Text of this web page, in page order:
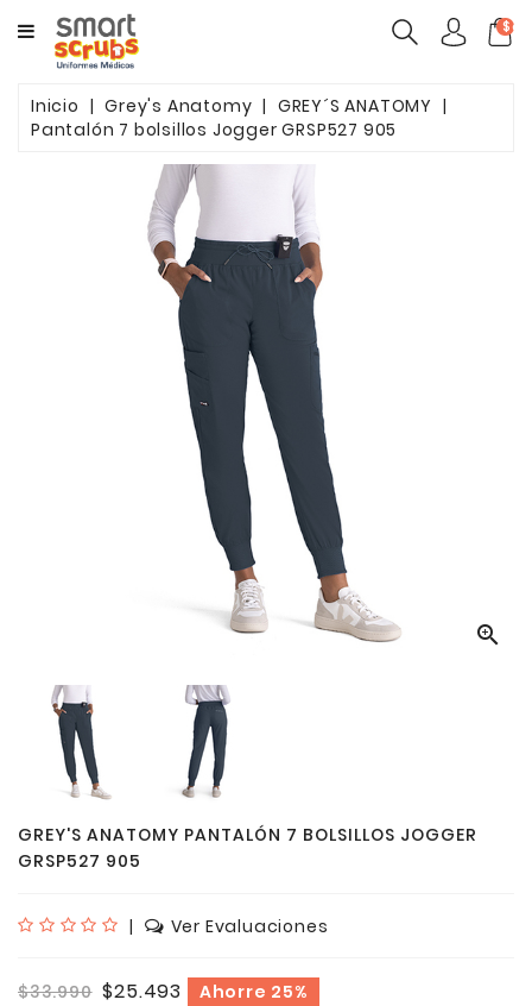
CATEGORY
HOMBRES
COMPLEMENTOS
Inicio Grey's Anatomy
GREY´S ANATOMY
Pantalón 7 bolsillos Jogger GRSP527 905

GREY'S ANATOMY PANTALÓN 7 BOLSILLOS JOGGER
GRSP527 905
| Ver Evaluaciones
$33.990 $25.493 Ahorre 25%